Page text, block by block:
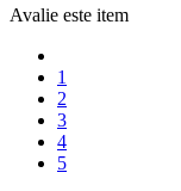
Avalie este item
1
2
3
4
5